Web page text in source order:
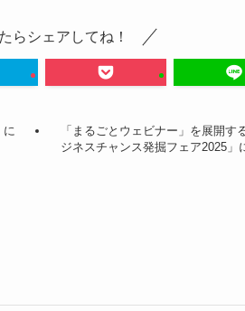
らシェアしてね！
「まるごとウェビナー」を展開
ジネスチャンス発掘フェア2025」